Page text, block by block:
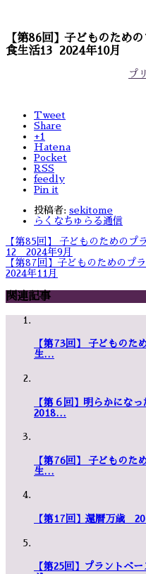
【第86回】子どものため
食生活13 2024年10月
プ
Tweet
Share
+1
Hatena
Pocket
RSS
feedly
Pin it
投稿者: sekitome
らくなちゅらる通信
【第85回】 子どものためのプ
12 2024年9月
【第87回】子どものためのプ
2024年11月
関連記事
【第73回】 子どものた
生…
【第６回】明らかにな
2018…
【第76回】 子どものた
生…
【第17回】還暦万歳
【第25回】プラントベ